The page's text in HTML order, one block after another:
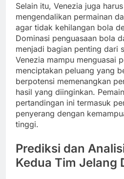
Selain itu, Venezia juga
mengendalikan permainan
agar tidak kehilangan bola
Dominasi penguasaan bola
menjadi bagian penting dari
Venezia mampu menguasai
menciptakan peluang yang
berpotensi memenangkan
hasil yang diinginkan.
pertandingan ini termasuk
penyerang dengan
tinggi.
Prediksi dan
Kedua Tim Jelang